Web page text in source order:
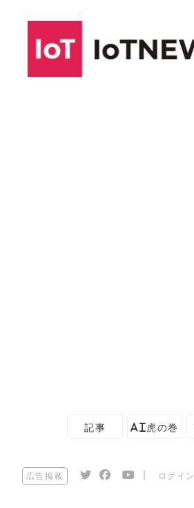
記事 AI虎の巻
広告掲載 ログイン